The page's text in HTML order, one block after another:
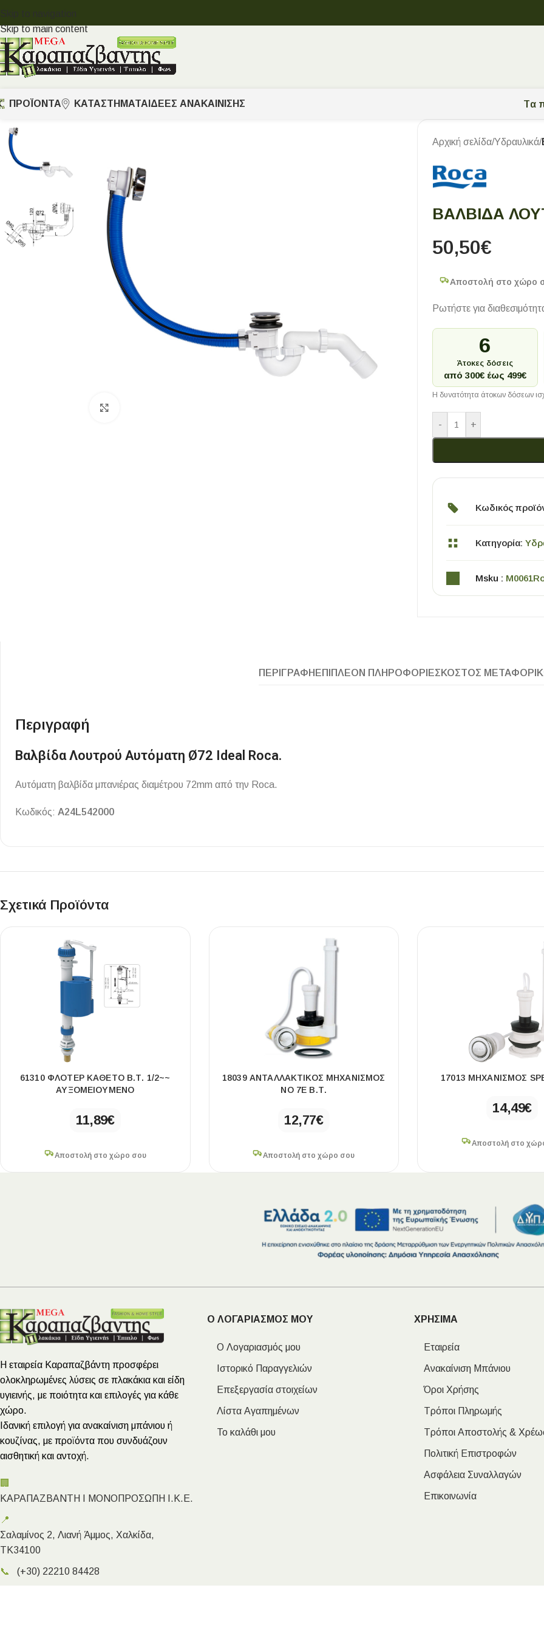
Skip to navigation
Skip to main content
ΠΡΟΪΟΝΤΑ
Εσωτερικού Χώρου
Ντεκόρ - Μπάνιου
Τοίχου - Δαπέδου Μπάνιου
Πισίνας
Μάρμαρο
ΚΑΤΑΣΤΗΜΑΤΑ ΙΔΈΕΣ ΑΝΑΚΑΊΝΙΣΗΣ Tα
Αρχική σελίδα/Υδραυλικά/
ΒΑΛΒΙΔΑ
50,50€
Αποστολή στο χώρο
Ρωτήστε για
6
Άτοκες δόσεις
από 300€ έως 499€
Η δυνατότητα άτοκων δόσεων
- +
Κωδικός
Κατηγορία:
Msku :
ΠΕΡΙΓΡΑΦΉ ΕΠΙΠΛΈΟΝ ΠΛΗΡΟΦΟΡΊΕΣ ΚΌΣΤΟΣ
Περιγραφή
Βαλβίδα Λουτρού Αυτόματη Ø72 Ideal Roca.
Αυτόματη βαλβίδα μπανιέρας διαμέτρου 72mm από την Roca.
Κωδικός: A24L542000
Σχετικά Προϊόντα
61310 ΦΛΟΤΈΡ ΚΆΘΕΤΟ Β.Τ. 1/2~~
ΑΥΞΟΜΕΙΟΎΜΕΝΟ
11,89€
Αποστολή στο χώρο σου
18039 ΑΝΤΑΛΛΑΚΤΙΚΌΣ ΜΗΧΑΝΙΣΜΌΣ
ΝO 7Ε Β.Τ.
12,77€
Αποστολή στο χώρο σου
17013 ΜΗΧΑΝΙΣΜΌΣ
14,49€
Αποστολή στο
Η εταιρεία Καραπαζβάντη προσφέρει
ολοκληρωμένες λύσεις σε πλακάκια και είδη
υγιεινής, με ποιότητα και επιλογές για κάθε
χώρο.
Ιδανική επιλογή για ανακαίνιση μπάνιου ή
κουζίνας, με προϊόντα που συνδυάζουν
αισθητική και αντοχή.
🏢
ΚΑΡΑΠΑΖΒΑΝΤΗ Ι ΜΟΝΟΠΡΟΣΩΠΗ Ι.Κ.Ε.
📍
Σαλαμίνος 2, Λιανή Άμμος, Χαλκίδα,
ΤΚ34100
📞 (+30) 22210 84428
Ο ΛΟΓΑΡΙΑΣΜΟΣ ΜΟΥ
Ο Λογαριασμός μου
Ιστορικό Παραγγελιών
Επεξεργασία στοιχείων
Λίστα Αγαπημένων
Το καλάθι μου
ΧΡΗΣΙΜΑ
Εταιρεία
Ανακαίνιση Μπάνιου
Όροι Χρήσης
Τρόποι Πληρωμής
Τρόποι Αποστολής &
Πολιτική Επιστροφών
Ασφάλεια Συναλλαγών
Επικοινωνία